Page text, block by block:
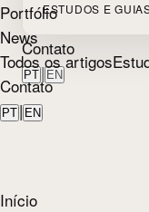
ESTUDOS E
Contato
PT | EN
Portfólio
News
Todos os artigos
Contato
PT | EN
Início